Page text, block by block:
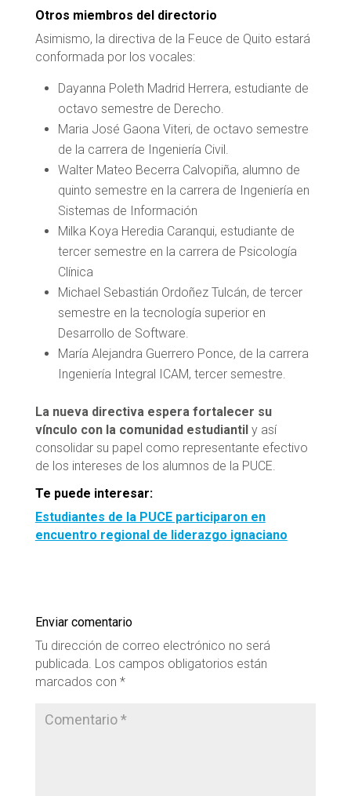
Otros miembros del directorio
Asimismo, la directiva de la Feuce de Quito estará
conformada por los vocales:
Dayanna Poleth Madrid Herrera, estudiante de
octavo semestre de Derecho.
Maria José Gaona Viteri, de octavo semestre
de la carrera de Ingeniería Civil.
Walter Mateo Becerra Calvopiña, alumno de
quinto semestre en la carrera de Ingeniería en
Sistemas de Información
Milka Koya Heredia Caranqui, estudiante de
tercer semestre en la carrera de Psicología
Clínica
Michael Sebastián Ordoñez Tulcán, de tercer
semestre en la tecnología superior en
Desarrollo de Software.
María Alejandra Guerrero Ponce, de la carrera
Ingeniería Integral ICAM, tercer semestre.
La nueva directiva espera fortalecer su
vínculo con la comunidad estudiantil y así
consolidar su papel como representante efectivo
de los intereses de los alumnos de la PUCE.
Te puede interesar:
Estudiantes de la PUCE participaron en
encuentro regional de liderazgo ignaciano
Enviar comentario
Tu dirección de correo electrónico no será
publicada. Los campos obligatorios están
marcados con *